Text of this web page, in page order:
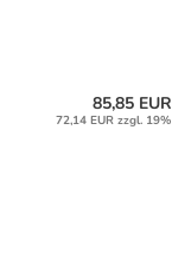
85,85 EUR
72,14 EUR zzgl.